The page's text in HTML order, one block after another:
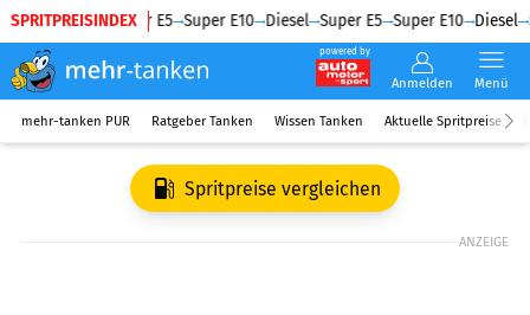
SPRITPREISINDEX
Diesel Super E5 Super E10 Diesel Super E5 Super E10 Diesel
powered by
Anmelden Menü
mehr-tanken PUR Ratgeber Tanken Wissen Tanken Aktuelle Spritpreise
Spritpreise vergleichen
ANZEIGE